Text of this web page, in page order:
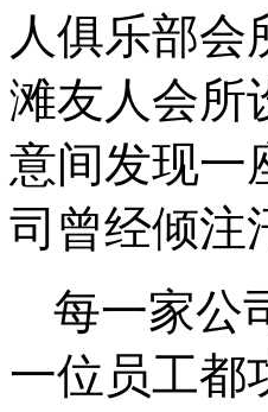
人俱乐部会
滩友人会所
意间发现一
司曾经倾注
每一家公
一位员工都